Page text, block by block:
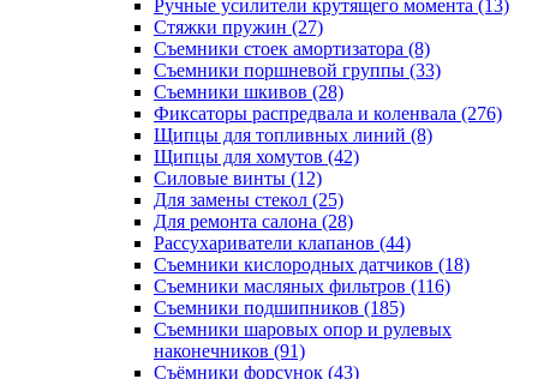
Ручные усилители крутящего момента (13)
Стяжки пружин (27)
Съемники стоек амортизатора (8)
Съемники поршневой группы (33)
Съемники шкивов (28)
Фиксаторы распредвала и коленвала (276)
Щипцы для топливных линий (8)
Щипцы для хомутов (42)
Силовые винты (12)
Для замены стекол (25)
Для ремонта салона (28)
Рассухариватели клапанов (44)
Съемники кислородных датчиков (18)
Съемники масляных фильтров (116)
Съемники подшипников (185)
Съемники шаровых опор и рулевых
наконечников (91)
Съёмники форсунок (43)